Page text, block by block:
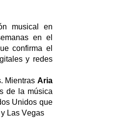
musical en
en el
confirma el
y redes
Mientras Aria
de la música
Unidos que
Las Vegas